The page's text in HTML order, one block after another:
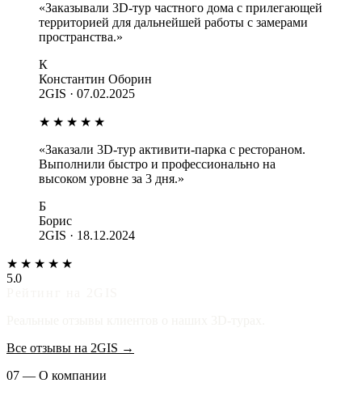
«Заказывали 3D-тур частного дома с прилегающей
территорией для дальнейшей работы с замерами
пространства.»
К
Константин Оборин
2GIS · 07.02.2025
★★★★★
«Заказали 3D-тур активити-парка с рестораном.
Выполнили быстро и профессионально на
высоком уровне за 3 дня.»
Б
Борис
2GIS · 18.12.2024
★★★★★
5.0
Все отзывы на 2GIS →
07 — О компании